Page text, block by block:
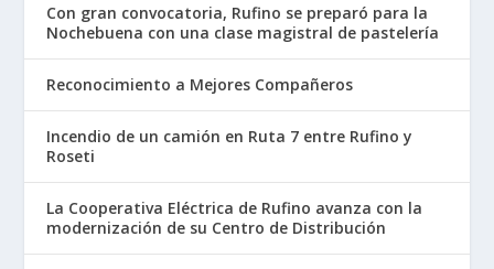
Con gran convocatoria, Rufino se preparó para la
Nochebuena con una clase magistral de pastelería
Reconocimiento a Mejores Compañeros
Incendio de un camión en Ruta 7 entre Rufino y
Roseti
La Cooperativa Eléctrica de Rufino avanza con la
modernización de su Centro de Distribución